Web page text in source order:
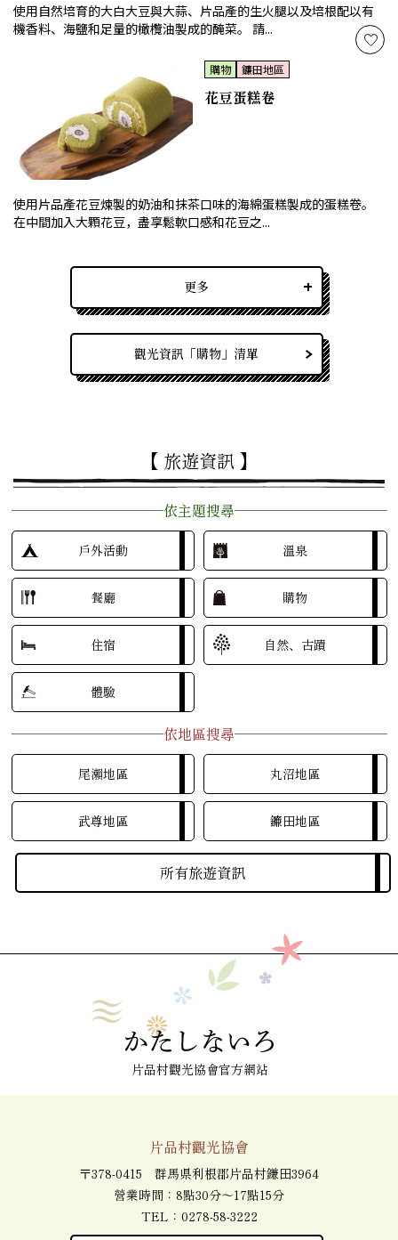
使用自然培育的大白大豆與大蒜、片品產的生火腿以及培根配以有
機香料、海鹽和足量的橄欖油製成的醃菜。 請...
購物 鐮田地區
花豆蛋糕卷
使用片品產花豆煉製的奶油和抹茶口味的海綿蛋糕製成的蛋糕卷。
在中間加入大顆花豆，盡享鬆軟口感和花豆之...
更多
觀光資訊「購物」清單
【 旅遊資訊 】
依主題搜尋
戶外活動 溫泉
住宿 自然、古蹟
餐廳 購物
體驗
依地區搜尋
尾瀨地區 丸沼地區
武尊地區 鐮田地區
所有旅遊資訊
片品村觀光協會官方網站
片品村觀光協會
〒378-0415 群馬県利根郡片品村鎌田3964
營業時間：8點30分～17點15分
TEL： 0278-58-3222